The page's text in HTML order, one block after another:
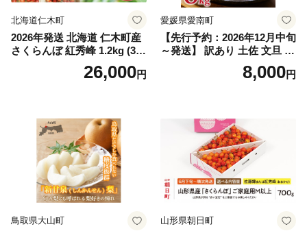
北海道仁木町
2026年発送 北海道 仁木町産
さくらんぼ 紅秀峰 1.2kg (300
g×4パック) Lサイズ以上 旬
桜桃 産地直送 サクランボ チ
26,000円
愛媛県愛南町
【先行予約：2026年12月中旬
～発送】 訳あり 土佐 文旦 8k
g (Mサイズ以上サイズミック
ス) 8000円 わけあり ぶんた
産 農家直送 期間限定 特産品
サイズミックス くらもとフ
ァーム 愛南町 愛媛県
8,000円
鳥取県大山町 山形県朝日町